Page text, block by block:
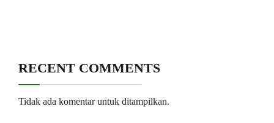
RECENT COMMENTS
Tidak ada komentar untuk ditampilkan.